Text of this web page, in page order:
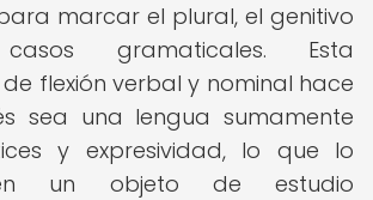
marcar el plural, el genitivo
gramaticales. Esta
flexión verbal y nominal hace
sea una lengua sumamente
y expresividad, lo que lo
un objeto de estudio